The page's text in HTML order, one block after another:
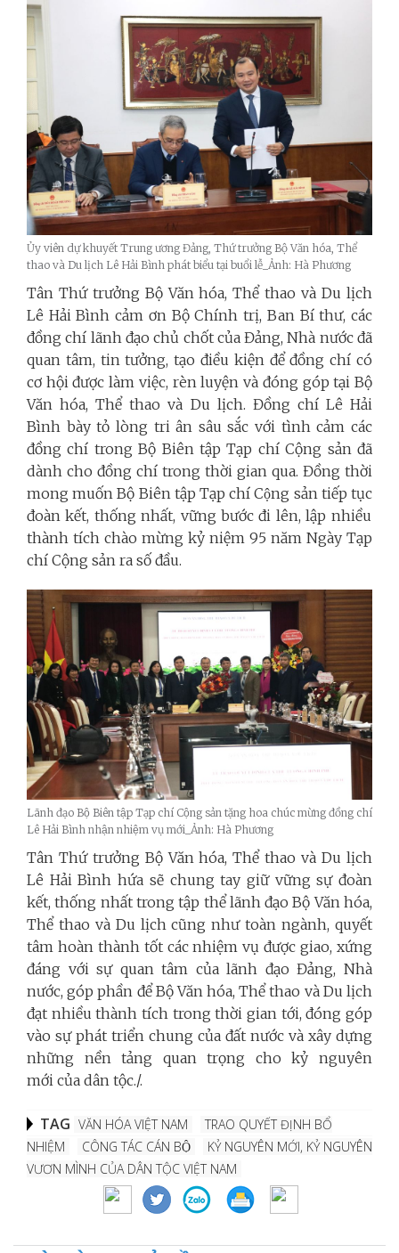
Ủy viên dự khuyết Trung ương Đảng, Thứ trưởng Bộ Văn hóa, Thể
thao và Du lịch Lê Hải Bình phát biểu tại buổi lễ_Ảnh: Hà Phương
Tân Thứ trưởng Bộ Văn hóa, Thể thao và Du lịch
Lê Hải Bình cảm ơn Bộ Chính trị, Ban Bí thư, các
đồng chí lãnh đạo chủ chốt của Đảng, Nhà nước đã
quan tâm, tin tưởng, tạo điều kiện để đồng chí có
cơ hội được làm việc, rèn luyện và đóng góp tại Bộ
Văn hóa, Thể thao và Du lịch. Đồng chí Lê Hải
Bình bày tỏ lòng tri ân sâu sắc với tình cảm các
đồng chí trong Bộ Biên tập Tạp chí Cộng sản đã
dành cho đồng chí trong thời gian qua. Đồng thời
mong muốn Bộ Biên tập Tạp chí Cộng sản tiếp tục
đoàn kết, thống nhất, vững bước đi lên, lập nhiều
thành tích chào mừng kỷ niệm 95 năm Ngày Tạp
chí Cộng sản ra số đầu.
Lãnh đạo Bộ Biên tập Tạp chí Cộng sản tặng hoa chúc mừng đồng chí
Lê Hải Bình nhận nhiệm vụ mới_Ảnh: Hà Phương
Tân Thứ trưởng Bộ Văn hóa, Thể thao và Du lịch
Lê Hải Bình hứa sẽ chung tay giữ vững sự đoàn
kết, thống nhất trong tập thể lãnh đạo Bộ Văn hóa,
Thể thao và Du lịch cũng như toàn ngành, quyết
tâm hoàn thành tốt các nhiệm vụ được giao, xứng
đáng với sự quan tâm của lãnh đạo Đảng, Nhà
nước, góp phần để Bộ Văn hóa, Thể thao và Du lịch
đạt nhiều thành tích trong thời gian tới, đóng góp
vào sự phát triển chung của đất nước và xây dựng
những nền tảng quan trọng cho kỷ nguyên
mới của dân tộc./.
TAG VĂN HÓA VIỆT NAM
TRAO QUYẾT ĐỊNH BỔ
NHIỆM
CÔNG TÁC CÁN BỘ
KỶ NGUYÊN MỚI, KỶ NGUYÊN
VƯƠN MÌNH CỦA DÂN TỘC VIỆT NAM